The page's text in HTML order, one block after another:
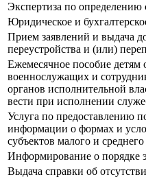
Экспертиза по определению
Юридическое и
Прием заявлений и выдача
переустройства и (или)
Ежемесячное пособие детям
военнослужащих и
органов исполнительной
вести при исполнении
Услуга по предоставлению
информации о формах и
субъектов малого и
Информирование о порядке
Выдача справки об